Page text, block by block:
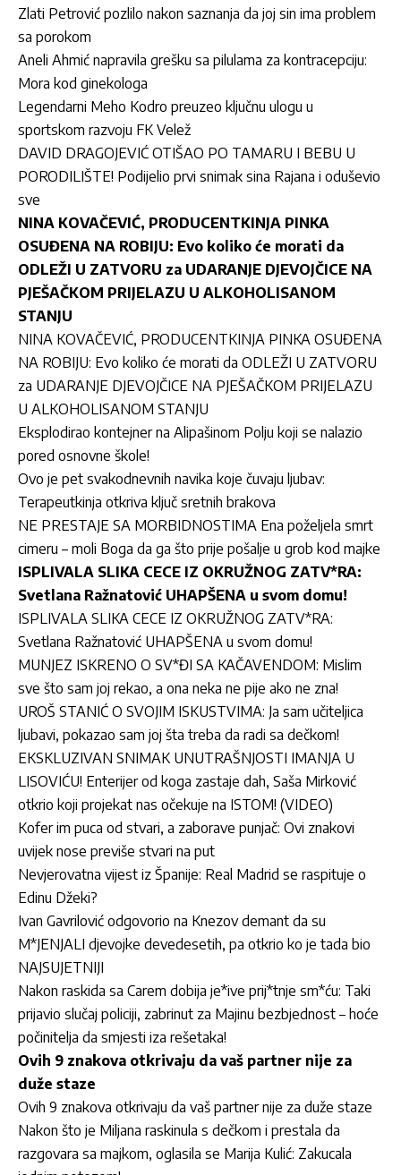
Zlati Petrović pozlilo nakon saznanja da joj sin ima problem
sa porokom
Aneli Ahmić napravila grešku sa pilulama za kontracepciju:
Mora kod ginekologa
Legendarni Meho Kodro preuzeo ključnu ulogu u
sportskom razvoju FK Velež
DAVID DRAGOJEVIĆ OTIŠAO PO TAMARU I BEBU U
PORODILIŠTE! Podijelio prvi snimak sina Rajana i oduševio
sve
NINA KOVAČEVIĆ, PRODUCENTKINJA PINKA
OSUĐENA NA ROBIJU: Evo koliko će morati da
ODLEŽI U ZATVORU za UDARANJE DJEVOJČICE NA
PJEŠAČKOM PRIJELAZU U ALKOHOLISANOM
STANJU
NINA KOVAČEVIĆ, PRODUCENTKINJA PINKA OSUĐENA
NA ROBIJU: Evo koliko će morati da ODLEŽI U ZATVORU
za UDARANJE DJEVOJČICE NA PJEŠAČKOM PRIJELAZU
U ALKOHOLISANOM STANJU
Eksplodirao kontejner na Alipašinom Polju koji se nalazio
pored osnovne škole!
Ovo je pet svakodnevnih navika koje čuvaju ljubav:
Terapeutkinja otkriva ključ sretnih brakova
NE PRESTAJE SA MORBIDNOSTIMA Ena poželjela smrt
cimeru – moli Boga da ga što prije pošalje u grob kod majke
ISPLIVALA SLIKA CECE IZ OKRUŽNOG ZATV*RA:
Svetlana Ražnatović UHAPŠENA u svom domu!
ISPLIVALA SLIKA CECE IZ OKRUŽNOG ZATV*RA:
Svetlana Ražnatović UHAPŠENA u svom domu!
MUNJEZ ISKRENO O SV*ĐI SA KAČAVENDOM: Mislim
sve što sam joj rekao, a ona neka ne pije ako ne zna!
UROŠ STANIĆ O SVOJIM ISKUSTVIMA: Ja sam učiteljica
ljubavi, pokazao sam joj šta treba da radi sa dečkom!
EKSKLUZIVAN SNIMAK UNUTRAŠNJOSTI IMANJA U
LISOVIĆU! Enterijer od koga zastaje dah, Saša Mirković
otkrio koji projekat nas očekuje na ISTOM! (VIDEO)
Kofer im puca od stvari, a zaborave punjač: Ovi znakovi
uvijek nose previše stvari na put
Nevjerovatna vijest iz Španije: Real Madrid se raspituje o
Edinu Džeki?
Ivan Gavrilović odgovorio na Knezov demant da su
M*JENJALI djevojke devedesetih, pa otkrio ko je tada bio
NAJSUJETNIJI
Nakon raskida sa Carem dobija je*ive prij*tnje sm*ću: Taki
prijavio slučaj policiji, zabrinut za Majinu bezbjednost – hoće
počinitelja da smjesti iza rešetaka!
Ovih 9 znakova otkrivaju da vaš partner nije za
duže staze
Ovih 9 znakova otkrivaju da vaš partner nije za duže staze
Nakon što je Miljana raskinula s dečkom i prestala da
razgovara sa majkom, oglasila se Marija Kulić: Zakucala